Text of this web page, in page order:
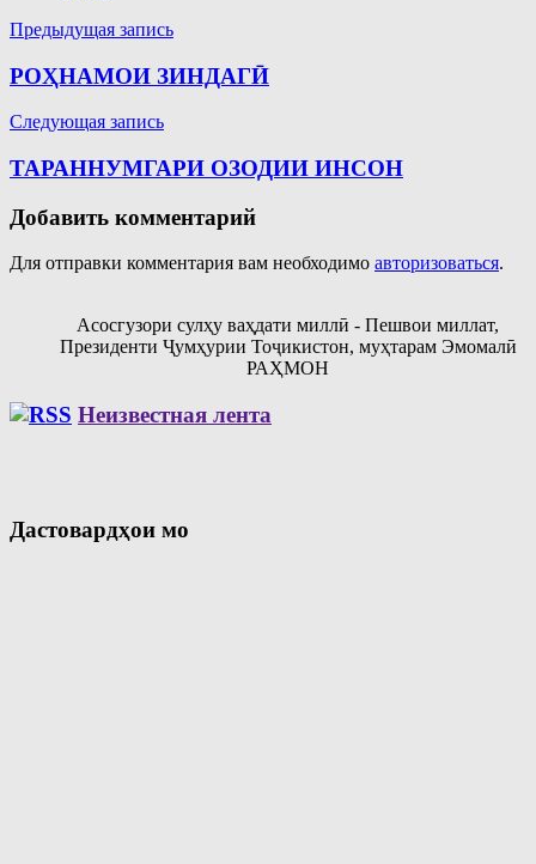
Навигация
по
записям
Предыдущая запись
РОҲНАМОИ ЗИНДАГӢ
Следующая запись
ТАРАННУМГАРИ ОЗОДИИ ИНСОН
Добавить комментарий
Для отправки комментария вам необходимо авторизоваться.
Асосгузори сулҳу ваҳдати миллӣ - Пешвои миллат,
Президенти Ҷумҳурии Тоҷикистон, муҳтарам Эмомалӣ
РАҲМОН
Неизвестная лента
Дастовардҳои мо